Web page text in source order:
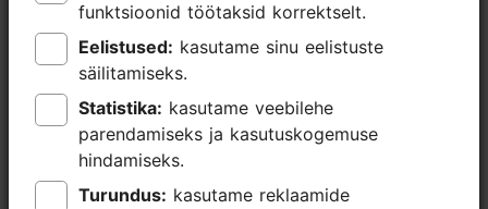
funktsioonid töötaksid korrektselt.
Eelistused:
säilitamiseks.
Statistika:
parendamiseks ja kasutuskogemuse
hindamiseks.
Turundus:
funktsioonid töötaksid korrektselt.
Eelistused:
säilitamiseks.
Statistika:
parendamiseks ja kasutuskogemuse
hindamiseks.
Turundus: